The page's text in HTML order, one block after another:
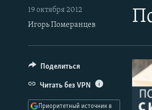
основному
содержанию
навигации
Вернутся
ЦИТАТЫ СВОБОДЫ
МНЕНИЯ
КУЛЬТУРА
IDEL.РЕАЛИИ
КАВКАЗ.РЕАЛИИ
СЕВЕР.РЕАЛИИ
19 октября 2012
Игорь Померанцев
Поделиться
Читать без VPN
Приоритетный источник в